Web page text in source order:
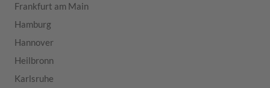
Frankfurt am Main
Hamburg
Hannover
Heilbronn
Karlsruhe